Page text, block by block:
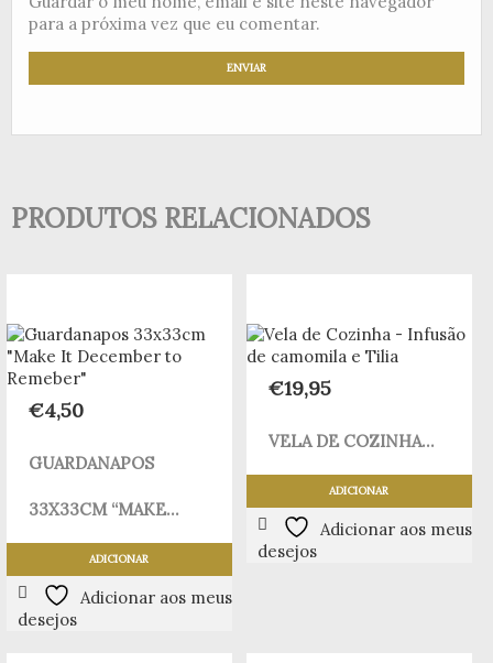
para a próxima vez que eu comentar.
PRODUTOS RELACIONADOS
€4,50
GUARDANAPOS
33X33CM “MAKE...
ADICIONAR
Adicionar aos meus
desejos
€19,95
VELA DE COZINHA...
ADICIONAR
Adicionar aos meus
desejos